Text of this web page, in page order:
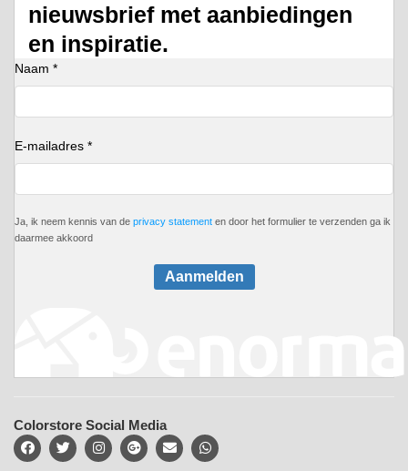
nieuwsbrief met aanbiedingen
en inspiratie.
Naam *
E-mailadres *
Ja, ik neem kennis van de privacy statement en door het formulier te verzenden ga ik
daarmee akkoord
Aanmelden
Colorstore Social Media